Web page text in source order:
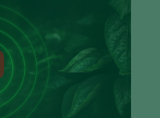
Kenya
Korea
Mexico
Netherlands
Paraguay
Poland